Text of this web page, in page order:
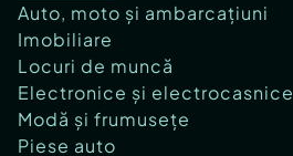
Auto, moto și ambarcațiuni
Imobiliare
Locuri de muncă
Electronice și electrocasnice
Modă și frumusețe
Piese auto